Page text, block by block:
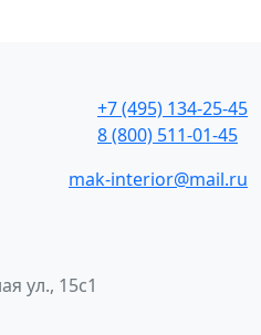
+7 (495) 134-25-45
8 (800) 511-01-45
mak-interior@mail.ru
ул., 15с1